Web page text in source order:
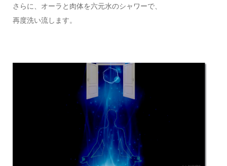
さらに、オーラと肉体を六元水のシャワーで、
再度洗い流します。